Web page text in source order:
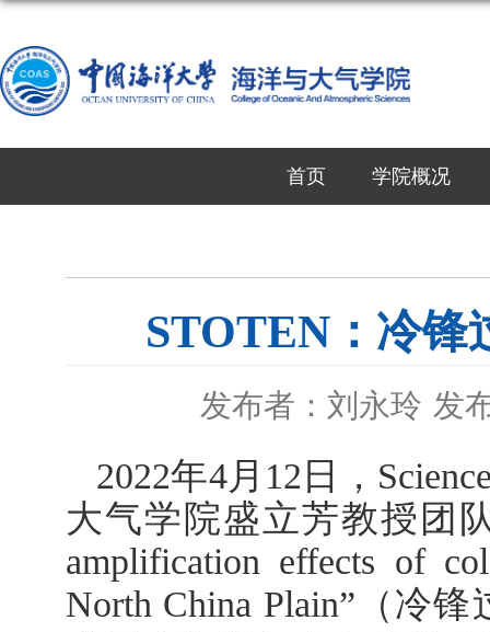
首页 学院概况
STOTEN：冷锋
发布者：刘永玲 发
2022年4月 12 日，
大气学院盛立芳教授团
amplification effects of
North China Plain” （冷